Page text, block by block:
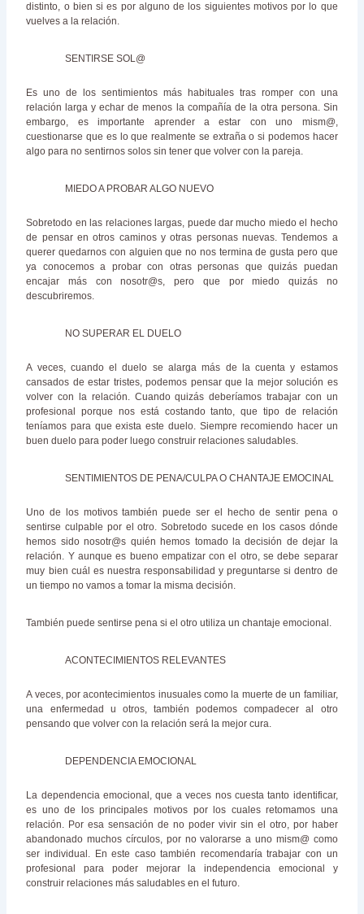
distinto, o bien si es por alguno de los siguientes motivos por lo que
vuelves a la relación.
SENTIRSE SOL@
Es uno de los sentimientos más habituales tras romper con una
relación larga y echar de menos la compañía de la otra persona. Sin
embargo, es importante aprender a estar con uno mism@,
cuestionarse que es lo que realmente se extraña o si podemos hacer
algo para no sentirnos solos sin tener que volver con la pareja.
MIEDO A PROBAR ALGO NUEVO
Sobretodo en las relaciones largas, puede dar mucho miedo el hecho
de pensar en otros caminos y otras personas nuevas. Tendemos a
querer quedarnos con alguien que no nos termina de gusta pero que
ya conocemos a probar con otras personas que quizás puedan
encajar más con nosotr@s, pero que por miedo quizás no
descubriremos.
NO SUPERAR EL DUELO
A veces, cuando el duelo se alarga más de la cuenta y estamos
cansados de estar tristes, podemos pensar que la mejor solución es
volver con la relación. Cuando quizás deberíamos trabajar con un
profesional porque nos está costando tanto, que tipo de relación
teníamos para que exista este duelo. Siempre recomiendo hacer un
buen duelo para poder luego construir relaciones saludables.
SENTIMIENTOS DE PENA/CULPA O CHANTAJE EMOCINAL
Uno de los motivos también puede ser el hecho de sentir pena o
sentirse culpable por el otro. Sobretodo sucede en los casos dónde
hemos sido nosotr@s quién hemos tomado la decisión de dejar la
relación. Y aunque es bueno empatizar con el otro, se debe separar
muy bien cuál es nuestra responsabilidad y preguntarse si dentro de
un tiempo no vamos a tomar la misma decisión.
También puede sentirse pena si el otro utiliza un chantaje emocional.
ACONTECIMIENTOS RELEVANTES
A veces, por acontecimientos inusuales como la muerte de un familiar,
una enfermedad u otros, también podemos compadecer al otro
pensando que volver con la relación será la mejor cura.
DEPENDENCIA EMOCIONAL
La dependencia emocional, que a veces nos cuesta tanto identificar,
es uno de los principales motivos por los cuales retomamos una
relación. Por esa sensación de no poder vivir sin el otro, por haber
abandonado muchos círculos, por no valorarse a uno mism@ como
ser individual. En este caso también recomendaría trabajar con un
profesional para poder mejorar la independencia emocional y
construir relaciones más saludables en el futuro.